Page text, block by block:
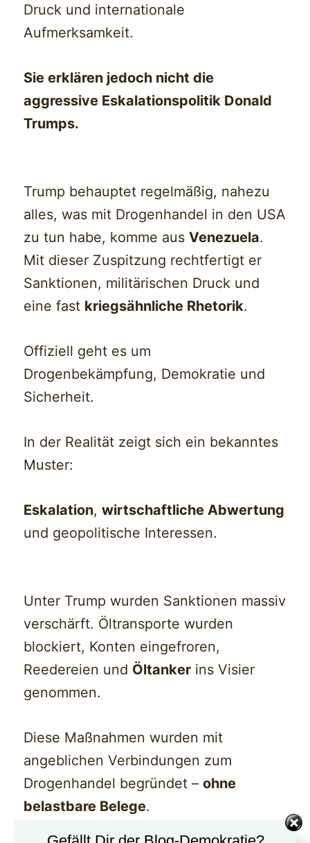
Druck und internationale
Aufmerksamkeit.
Sie erklären jedoch nicht die
aggressive Eskalationspolitik Donald
Trumps.
Trump behauptet regelmäßig, nahezu
alles, was mit Drogenhandel in den USA
zu tun habe, komme ausVenezuela.
Mit dieser Zuspitzung rechtfertigt er
Sanktionen, militärischen Druck und
eine fast kriegsähnliche Rhetorik.
Offiziell geht es um
Drogenbekämpfung, Demokratie und
Sicherheit.
In der Realität zeigt sich ein bekanntes
Muster:
Eskalation,wirtschaftliche Abwertung
und geopolitische Interessen.
Unter Trump wurden Sanktionen massiv
verschärft. Öltransporte wurden
blockiert, Konten eingefroren,
Reedereien und Öltanker ins Visier
genommen.
Diese Maßnahmen wurden mit
angeblichen Verbindungen zum
Drogenhandel begründet –ohne
belastbare Belege.